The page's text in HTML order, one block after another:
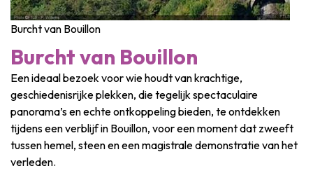
Burcht van Bouillon
Burcht van Bouillon
Een ideaal bezoek voor wie houdt van krachtige,
geschiedenisrijke plekken, die tegelijk spectaculaire
panorama’s en echte ontkoppeling bieden, te ontdekken
tijdens een verblijf in Bouillon, voor een moment dat zweeft
tussen hemel, steen en een magistrale demonstratie van het
verleden.